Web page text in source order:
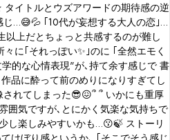
様
トルとウズアワードの期待感の逆
じ…😅💦 ｢10代が妄想する大人の恋｣…
以上だとちょっと共感するのが難し
々に｢それっぽい✨｣のに ｢全然エモく
的な心情表現"が､持て余す感じで 書
品に酔って前のめりになりすぎてし
れてしまった︎︎︎😎😖՞ ՞ いかにも重厚
囲気ですが､とにかく気楽な気持ちで
し楽しみやすいかも…😗🍃 ストーリ